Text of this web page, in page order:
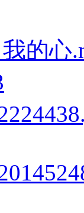
的心